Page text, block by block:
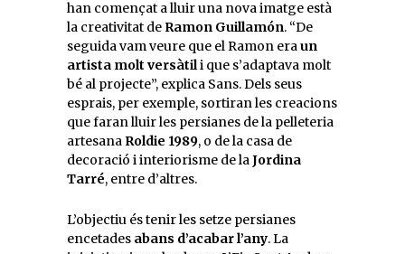
han començat a lluir una nova imatge està
la creativitat de Ramon Guillamón. “De
seguida vam veure que el Ramon eraun
artista molt versàtili que s’adaptava molt
bé al projecte”, explica Sans. Dels seus
esprais, per exemple, sortiran les creacions
que faran lluir les persianes de la pelleteria
artesana Roldie 1989, o de la casa de
decoració i interiorisme de laJordina
Tarré, entre d’altres.
L’objectiu és tenir les setze persianes
encetades abans d’acabar l’any. La